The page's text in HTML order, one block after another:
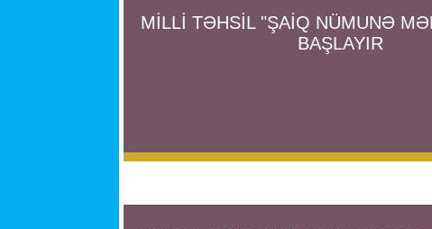
MİLLİ TƏHSİL "ŞAİQ NÜMUNƏ
BAŞLAYIR